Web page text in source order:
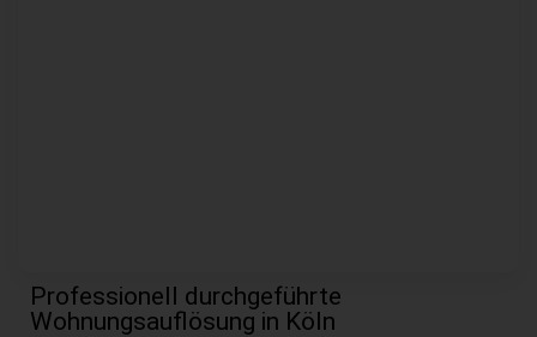
Professionell durchgeführte
Wohnungsauflösung in Köln